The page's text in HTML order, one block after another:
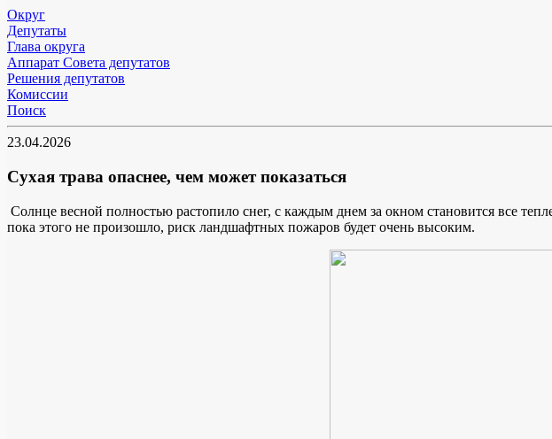
Округ
Депутаты
Глава округа
Аппарат Совета депутатов
Решения депутатов
Комиссии
Поиск
23.04.2026
Сухая трава опаснее, чем может показаться
Солнце весной полностью растопило снег, с каждым днем за окном становится все
пока этого не произошло, риск ландшафтных пожаров будет очень высоким.